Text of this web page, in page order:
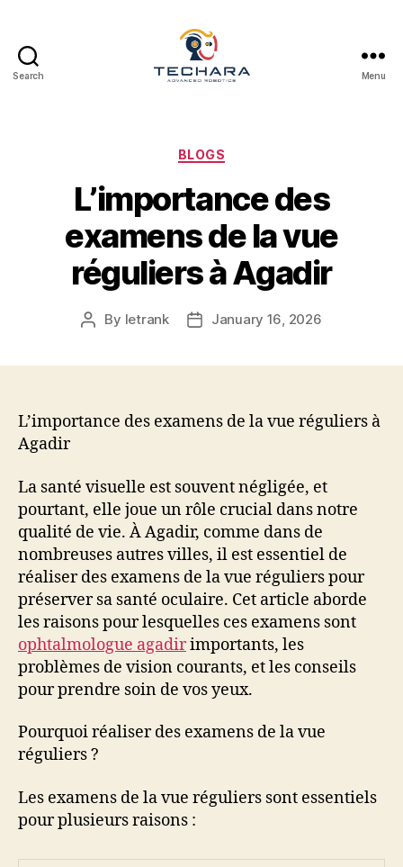
Search Menu
Categories
BLOGS
L’importance des
examens de la vue
réguliers à Agadir
Post
By letrank
PostJanuary 16, 2026
L’importance des examens de la vue réguliers à
Agadir
La santé visuelle est souvent négligée, et
pourtant, elle joue un rôle crucial dans notre
qualité de vie. À Agadir, comme dans de
nombreuses autres villes, il est essentiel de
réaliser des examens de la vue réguliers pour
préserver sa santé oculaire. Cet article aborde
les raisons pour lesquelles ces examens sont
ophtalmologue agadirimportants, les
problèmes de vision courants, et les conseils
pour prendre soin de vos yeux.
Pourquoi réaliser des examens de la vue
réguliers ?
Les examens de la vue réguliers sont essentiels
pour plusieurs raisons :